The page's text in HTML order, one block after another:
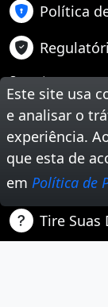
Este site usa
e analisar o
experiência.
que esta de
em Política de
Política
Suporte
Teste
Segunda
Trabalhe
Tire Suas